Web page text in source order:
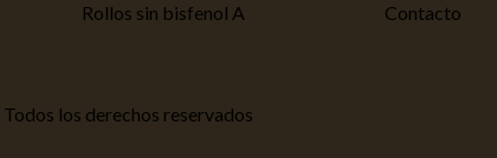
Rollos sin bisfenol A
Contacto
Todos los derechos reservados